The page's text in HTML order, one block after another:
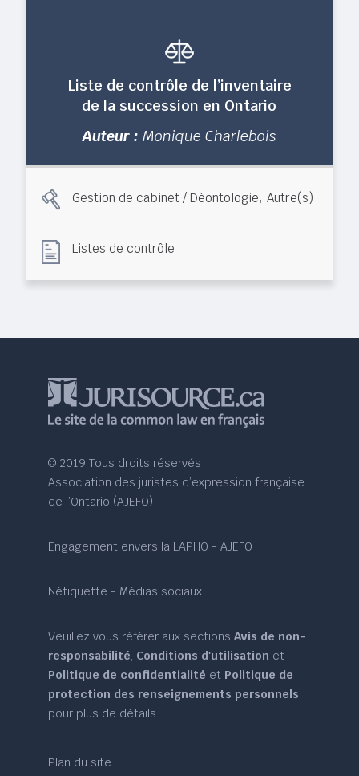
Liste de contrôle de l’inventaire
de la succession en Ontario
Auteur : Monique Charlebois
Gestion de cabinet / Déontologie,Autre(s)
Listes de contrôle
© 2019 Tous droits réservés
Association des juristes d’expression française
de l’Ontario (AJEFO)
Engagement envers la LAPHO - AJEFO
Nétiquette - Médias sociaux
Veuillez vous référer aux sectionsAvis de non-
responsabilité, Conditions d'utilisation et
Politique de confidentialité et Politique de
protection des renseignements personnels
pour plus de détails.
Plan du site